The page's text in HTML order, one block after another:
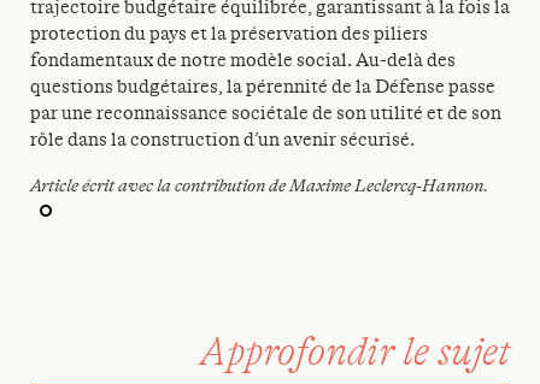
trajectoire budgétaire équilibrée, garantissant à la fois la
protection du pays et la préservation des piliers
fondamentaux de notre modèle social. Au-delà des
questions budgétaires, la pérennité de la Défense passe
par une reconnaissance sociétale de son utilité et de son
rôle dans la construction d’un avenir sécurisé.
Article écrit avec la contribution de Maxime Leclercq-Hannon.
Approfondir le sujet